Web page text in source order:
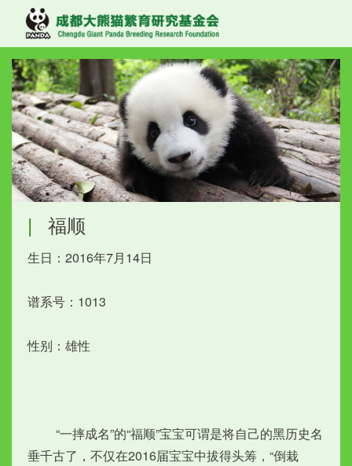
| 福顺
生日：2016年7月14日
谱系号：1013
性别：雄性
“一摔成名”的“福顺”宝宝可谓是将自己的黑历史名
垂千古了，不仅在2016届宝宝中拔得头筹，“倒栽